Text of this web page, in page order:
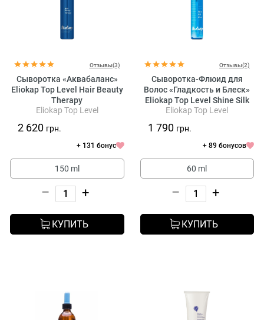
Отзывы(3)
Сыворотка «Аквабаланс»
Eliokap Top Level Hair Beauty
Therapy
Eliokap Top Level
2 620 грн.
+ 131 бонус
150 ml
– +
КУПИТЬ
Отзывы(2)
Сыворотка-Флюид для
Волос «Гладкость и Блеск»
Eliokap Top Level Shine Silk
Fluid
Eliokap Top Level
1 790 грн.
+ 89 бонусов
60 ml
– +
КУПИТЬ